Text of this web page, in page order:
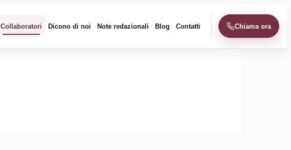
Collaboratori Dicono di noi Note redazionali Blog Contatti Chiama ora